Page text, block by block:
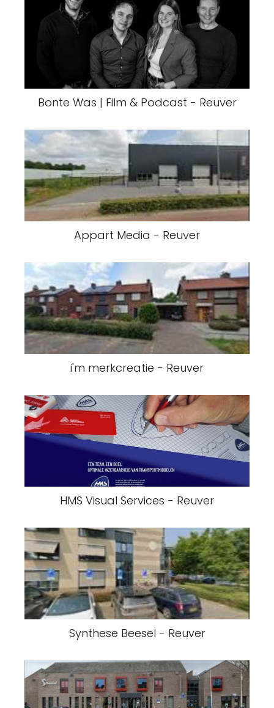
Bonte Was | Film & Podcast - Reuver
Appart Media - Reuver
i'm merkcreatie - Reuver
HMS Visual Services - Reuver
Synthese Beesel - Reuver